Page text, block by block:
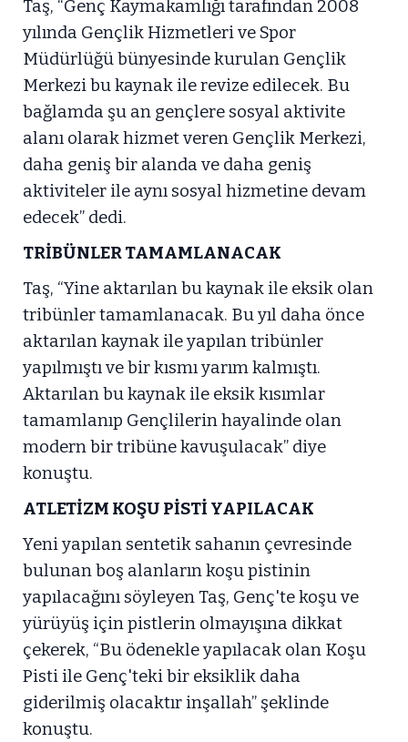
Taş, “Genç Kaymakamlığı tarafından 2008
yılında Gençlik Hizmetleri ve Spor
Müdürlüğü bünyesinde kurulan Gençlik
Merkezi bu kaynak ile revize edilecek. Bu
bağlamda şu an gençlere sosyal aktivite
alanı olarak hizmet veren Gençlik Merkezi,
daha geniş bir alanda ve daha geniş
aktiviteler ile aynı sosyal hizmetine devam
edecek” dedi.
TRİBÜNLER TAMAMLANACAK
Taş, “Yine aktarılan bu kaynak ile eksik olan
tribünler tamamlanacak. Bu yıl daha önce
aktarılan kaynak ile yapılan tribünler
yapılmıştı ve bir kısmı yarım kalmıştı.
Aktarılan bu kaynak ile eksik kısımlar
tamamlanıp Gençlilerin hayalinde olan
modern bir tribüne kavuşulacak” diye
konuştu.
ATLETİZM KOŞU PİSTİ YAPILACAK
Yeni yapılan sentetik sahanın çevresinde
bulunan boş alanların koşu pistinin
yapılacağını söyleyen Taş, Genç'te koşu ve
yürüyüş için pistlerin olmayışına dikkat
çekerek, “Bu ödenekle yapılacak olan Koşu
Pisti ile Genç'teki bir eksiklik daha
giderilmiş olacaktır inşallah” şeklinde
konuştu.